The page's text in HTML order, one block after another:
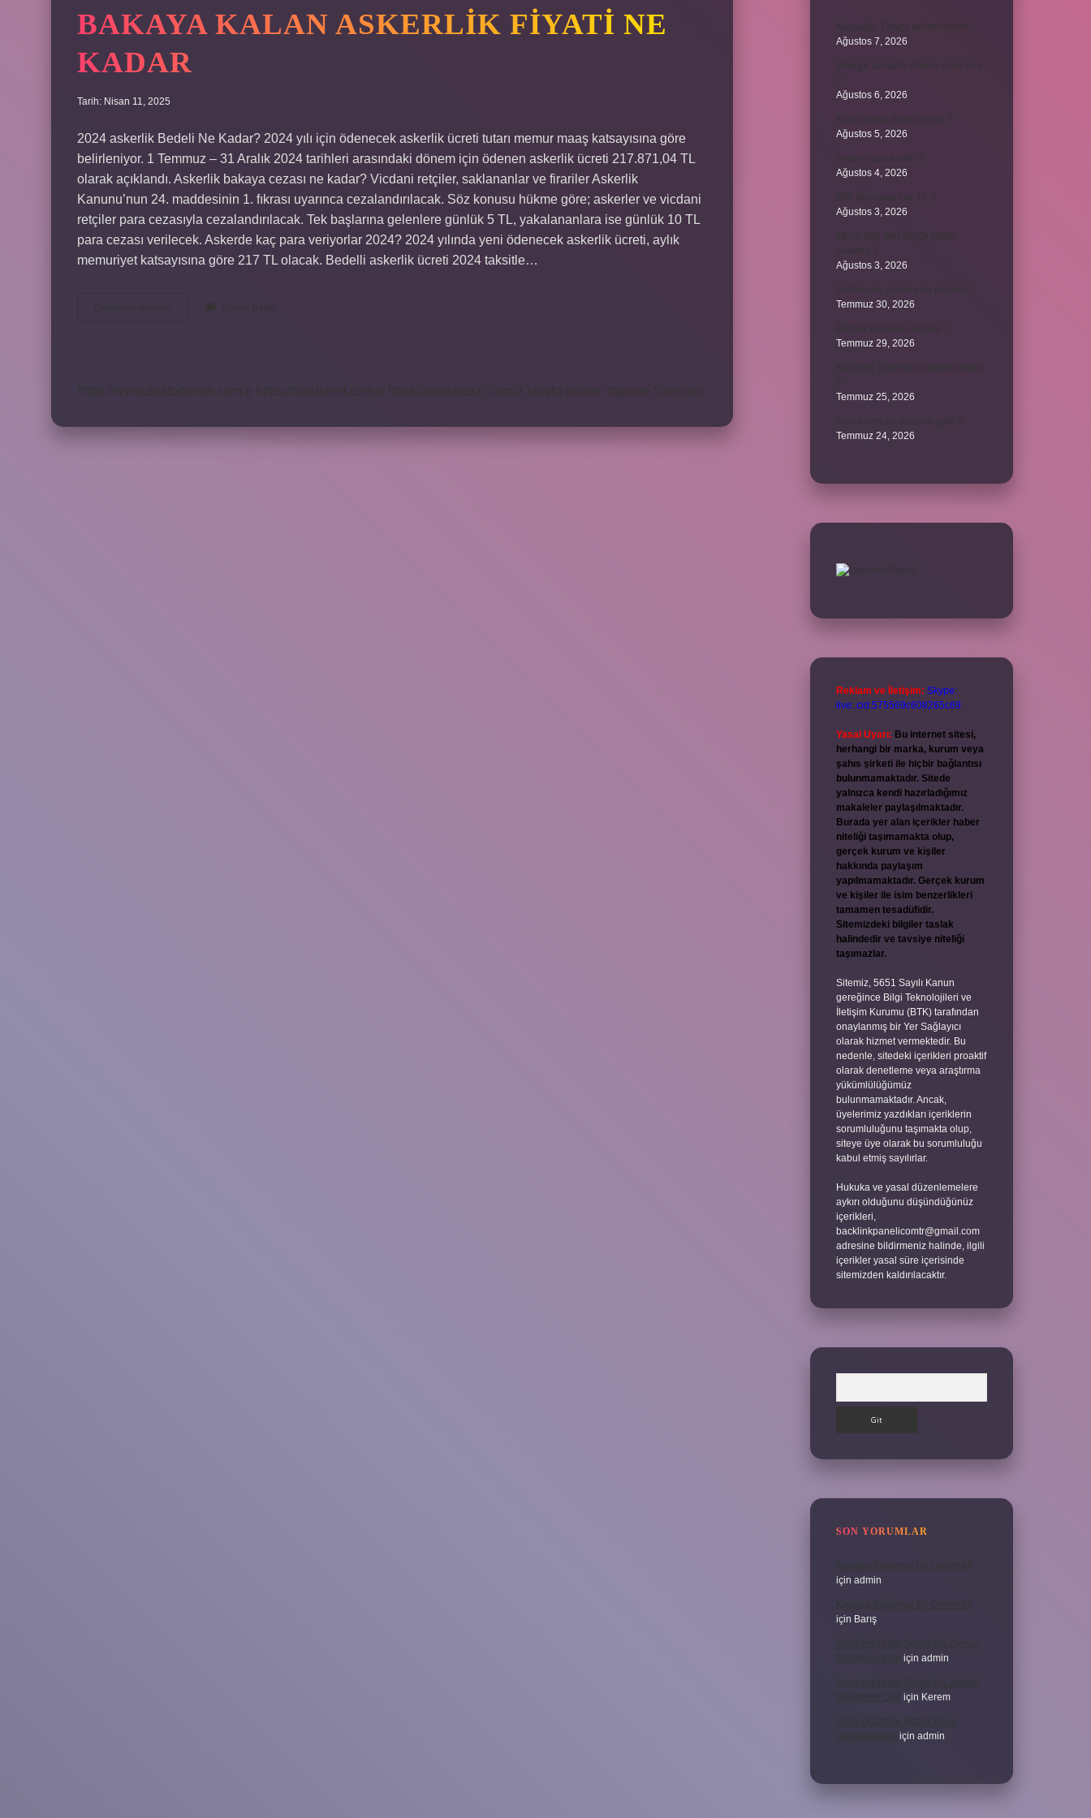
BAKAYA KALAN ASKERLIK FIYATI NE
KADAR
Tarih: Nisan 11, 2025
2024 askerlik Bedeli Ne Kadar? 2024 yılı için ödenecek askerlik ücreti tutarı memur maaş katsayısına göre
belirleniyor. 1 Temmuz – 31 Aralık 2024 tarihleri ​​arasındaki dönem için ödenen askerlik ücreti 217.871,04 TL
olarak açıklandı. Askerlik bakaya cezası ne kadar? Vicdani retçiler, saklananlar ve firariler Askerlik
Kanunu’nun 24. maddesinin 1. fıkrası uyarınca cezalandırılacak. Söz konusu hükme göre; askerler ve vicdani
retçiler para cezasıyla cezalandırılacak. Tek başlarına gelenlere günlük 5 TL, yakalananlara ise günlük 10 TL
para cezası verilecek. Askerde kaç para veriyorlar 2024? 2024 yılında yeni ödenecek askerlik ücreti, aylık
memuriyet katsayısına göre 217 TL olacak. Bedelli askerlik ücreti 2024 taksitle…
https://www.doktorforum.com.tr
Ağustos 7, 2026
Ağustos 6, 2026
Ağustos 5, 2026
Ağustos 4, 2026
Ağustos 3, 2026
Ağustos 3, 2026
Temmuz 30, 2026
Temmuz 29, 2026
Temmuz 25, 2026
Temmuz 24, 2026
Reklam ve İletişim: Skype:
live:.cid.575569c608265c69
Yasal Uyarı: Bu internet sitesi,
herhangi bir marka, kurum veya
şahıs şirketi ile hiçbir bağlantısı
bulunmamaktadır. Sitede
yalnızca kendi hazırladığımız
makaleler paylaşılmaktadır.
Burada yer alan içerikler haber
niteliği taşımamakta olup,
gerçek kurum ve kişiler
hakkında paylaşım
yapılmamaktadır. Gerçek kurum
ve kişiler ile isim benzerlikleri
tamamen tesadüfidir.
Sitemizdeki bilgiler taslak
halindedir ve tavsiye niteliği
taşımazlar.
Sitemiz, 5651 Sayılı Kanun
gereğince Bilgi Teknolojileri ve
İletişim Kurumu (BTK) tarafından
onaylanmış bir Yer Sağlayıcı
olarak hizmet vermektedir. Bu
nedenle, sitedeki içerikleri proaktif
olarak denetleme veya araştırma
yükümlülüğümüz
bulunmamaktadır. Ancak,
üyelerimiz yazdıkları içeriklerin
sorumluluğunu taşımakta olup,
siteye üye olarak bu sorumluluğu
kabul etmiş sayılırlar.
Hukuka ve yasal düzenlemelere
aykırı olduğunu düşündüğünüz
içerikleri,
backlinkpanelicomtr@gmail.com
adresine bildirmeniz halinde, ilgili
içerikler yasal süre içerisinde
sitemizden kaldırılacaktır.
SON YORUMLAR
Kanada Bağımsız Bir Devlet Mi
için admin
Kanada Bağımsız Bir Devlet Mi
için Barış
Ifade Verdikten Sonra Ne Zaman
Mahkeme Olur için admin
Ifade Verdikten Sonra Ne Zaman
Mahkeme Olur için Kerem
Uyku Düzenim Bozuk Nasıl
Düzeltebilirim
için admin